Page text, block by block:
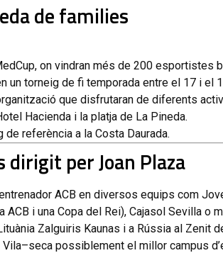
defamilies
on vindran més de 200 esportistes
un torneig de fi temporada entre el 17 i el
que disfrutaran de diferents
Hacienda i la platja de La Pineda.
de referència a la Costa Daurada.
dirigit per Joan Plaza
ACB en diversos equips com
ACB i una Copa del Rei), Cajasol Sevilla o
Zalguiris Kaunas i a Rússia al Zenit
Vila–seca possiblement el millor campus